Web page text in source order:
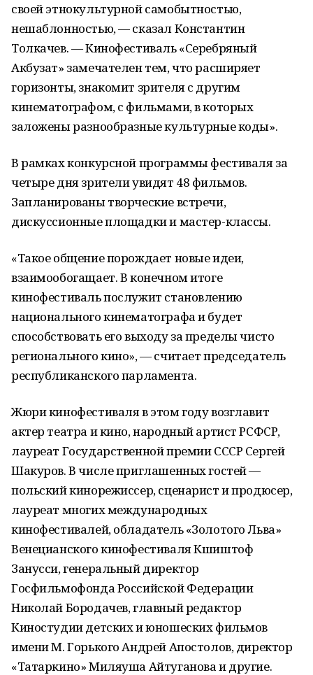
своей этнокультурной самобытностью,
нешаблонностью, — сказал Константин
Толкачев. — Кинофестиваль «Серебряный
Акбузат» замечателен тем, что расширяет
горизонты, знакомит зрителя с другим
кинематографом, с фильмами, в которых
заложены разнообразные культурные коды».
В рамках конкурсной программы фестиваля за
четыре дня зрители увидят 48 фильмов.
Запланированы творческие встречи,
дискуссионные площадки и мастер-классы.
«Такое общение порождает новые идеи,
взаимообогащает. В конечном итоге
кинофестиваль послужит становлению
национального кинематографа и будет
способствовать его выходу за пределы чисто
регионального кино», — считает председатель
республиканского парламента.
Жюри кинофестиваля в этом году возглавит
актер театра и кино, народный артист РСФСР,
лауреат Государственной премии СССР Сергей
Шакуров. В числе приглашенных гостей —
польский кинорежиссер, сценарист и продюсер,
лауреат многих международных
кинофестивалей, обладатель «Золотого Льва»
Венецианского кинофестиваля Кшиштоф
Занусси, генеральный директор
Госфильмофонда Российской Федерации
Николай Бородачев, главный редактор
Киностудии детских и юношеских фильмов
имени М. Горького Андрей Апостолов, директор
«Татаркино» Миляуша Айтуганова и другие.